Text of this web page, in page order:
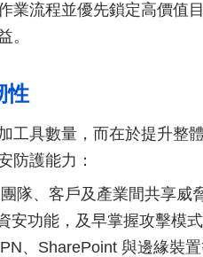
業流程並優先鎖定高價值
。
性
工具數量，而在於提升整
防護能力：
隊、客戶及產業間共享威
安功能，及早掌握攻擊模式
、SharePoint 與邊緣裝